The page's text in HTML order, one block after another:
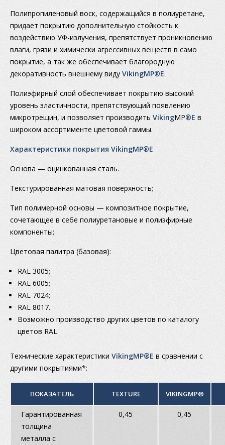
Полипропиленовый воск, содержащийся в полиуретане,
придает покрытию дополнительную стойкость к
воздействию УФ-излучения, препятствует проникновению
влаги, грязи и химически агрессивных веществ в само
покрытие, а так же обеспечивает благородную
декоративность внешнему виду VikingMP®E.
Полиэфирный слой обеспечивает покрытию высокий
уровень эластичности, препятствующий появлению
микротрещин, и позволяет производить VikingMP®E в
широком ассортименте цветовой гаммы.
Характеристики покрытия VikingMP®E
Основа — оцинкованная сталь.
Текстурированная матовая поверхность;
Тип полимерной основы — композитное покрытие,
сочетающее в себе полиуретановые и полиэфирные
компоненты;
Цветовая палитра (базовая):
RAL 3005;
RAL 6005;
RAL 7024;
RAL 8017.
Возможно производство других цветов по каталогу
цветов RAL.
Технические характеристики VikingMP®E в сравнении с
другими покрытиями*:
ПОКАЗАТЕЛЬ TEXTURE VIKINGMP®
Гарантированная
толщина
металла с
0,45 0,45